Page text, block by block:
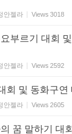
안젤라 Views 3018
부르기 대회
안젤라 Views 2592
회 및 동화구연
안젤라 Views 2605
꿈 말하기 대